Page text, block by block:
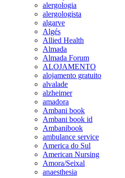
alergologia
alergologista
algarve
Algés
Allied Health
Almada
Almada Forum
ALOJAMENTO
alojamento gratuito
alvalade
alzheimer
amadora
Ambani book
Ambani book id
Ambanibook
ambulance service
America do Sul
American Nursing
Amora/Seixal
anaesthesia